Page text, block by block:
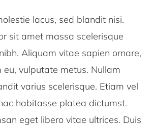
lacus, sed blandit nisi.
sit amet massa scelerisque
Aliquam vitae sapien ornare,
eu, vulputate metus. Nullam
varius scelerisque. Etiam vel
habitasse platea dictumst.
eget libero vitae ultrices. Duis